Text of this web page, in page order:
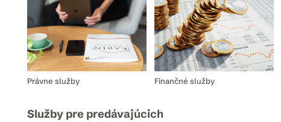
Právne služby Finančné služby
Služby pre predávajúcich